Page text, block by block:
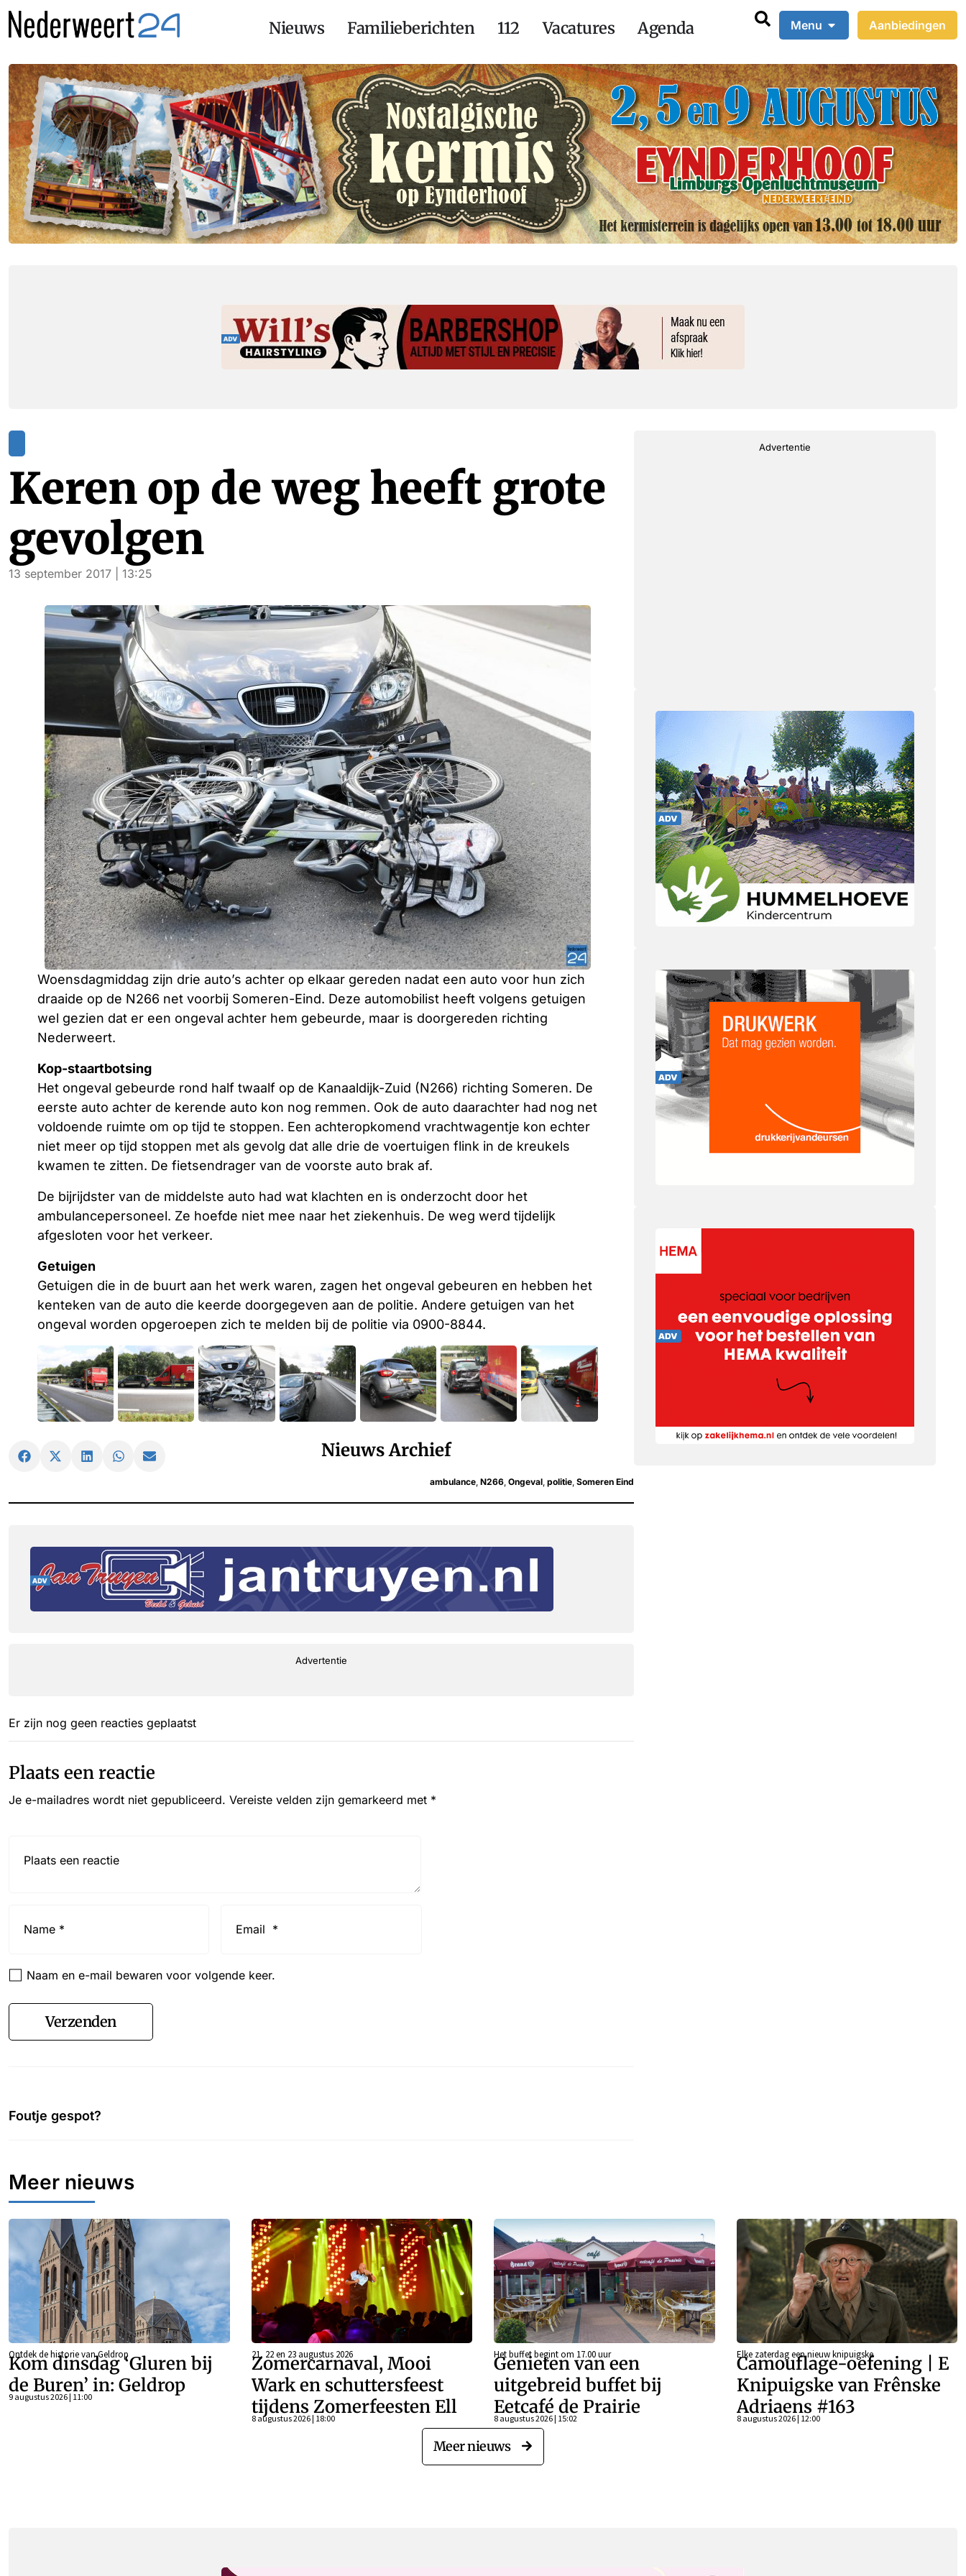
Nieuws Familieberichten 112 Vacatures Agenda Menu Aanbiedingen
Keren op de weg heeft grote
gevolgen
13 september 2017 | 13:25
Woensdagmiddag zijn drie auto’s achter op elkaar gereden nadat een auto voor hun zich
draaide op de N266 net voorbij Someren-Eind. Deze automobilist heeft volgens getuigen
wel gezien dat er een ongeval achter hem gebeurde, maar is doorgereden richting
Nederweert.
Kop-staartbotsing
Het ongeval gebeurde rond half twaalf op de Kanaaldijk-Zuid (N266) richting Someren. De
eerste auto achter de kerende auto kon nog remmen. Ook de auto daarachter had nog net
voldoende ruimte om op tijd te stoppen. Een achteropkomend vrachtwagentje kon echter
niet meer op tijd stoppen met als gevolg dat alle drie de voertuigen flink in de kreukels
kwamen te zitten. De fietsendrager van de voorste auto brak af.
De bijrijdster van de middelste auto had wat klachten en is onderzocht door het
ambulancepersoneel. Ze hoefde niet mee naar het ziekenhuis. De weg werd tijdelijk
afgesloten voor het verkeer.
Getuigen
Getuigen die in de buurt aan het werk waren, zagen het ongeval gebeuren en hebben het
kenteken van de auto die keerde doorgegeven aan de politie. Andere getuigen van het
ongeval worden opgeroepen zich te melden bij de politie via 0900-8844.
Nieuws Archief
ambulance N266 Ongeval politie Someren Eind
Advertentie
Er zijn nog geen reacties geplaatst
Plaats een reactie
Je e-mailadres wordt niet gepubliceerd. Vereiste velden zijn gemarkeerd met *
Naam en e-mail bewaren voor volgende keer.
Verzenden
Advertentie
Foutje gespot?
Meer nieuws
Ontdek de historie van Geldrop
Kom dinsdag ‘Gluren bij
de Buren’ in: Geldrop
9 augustus 2026 | 11:00
21, 22 en 23 augustus 2026
Zomercarnaval, Mooi
Wark en schuttersfeest
tijdens Zomerfeesten Ell
8 augustus 2026 | 18:00
Het buffet begint om 17.00 uur
Genieten van een
uitgebreid buffet bij
Eetcafé de Prairie
8 augustus 2026 | 15:02
Elke zaterdag een nieuw knipuigske
Camouflage-oefening | E
Knipuigske van Frênske
Adriaens #163
8 augustus 2026 | 12:00
Meer nieuws